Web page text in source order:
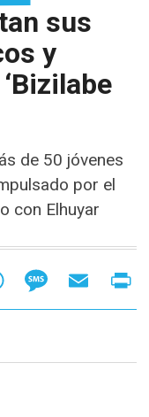
sus
y
de 50 jóvenes
por el
con Elhuyar
WhatsAppMessageEmail